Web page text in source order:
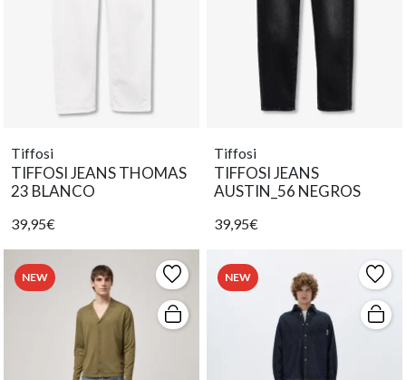
Tiffosi
TIFFOSI JEANS THOMAS
23 BLANCO
39,95€
Tiffosi
TIFFOSI JEANS
AUSTIN_56 NEGROS
39,95€
NEW NEW